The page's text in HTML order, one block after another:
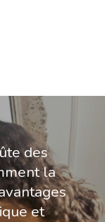
des
la
et